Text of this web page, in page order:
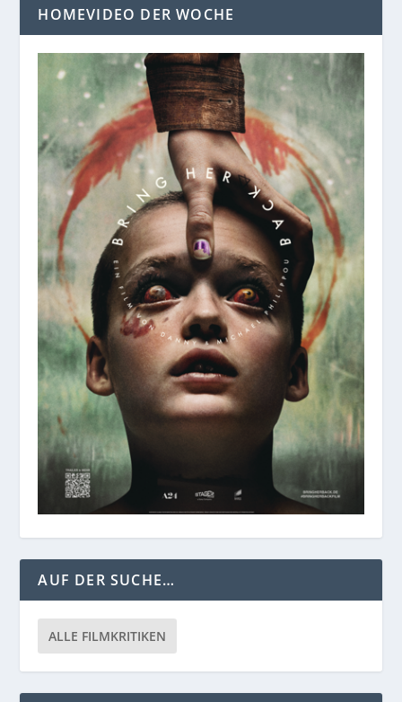
HOMEVIDEO DER WOCHE
AUF DER SUCHE…
ALLE FILMKRITIKEN